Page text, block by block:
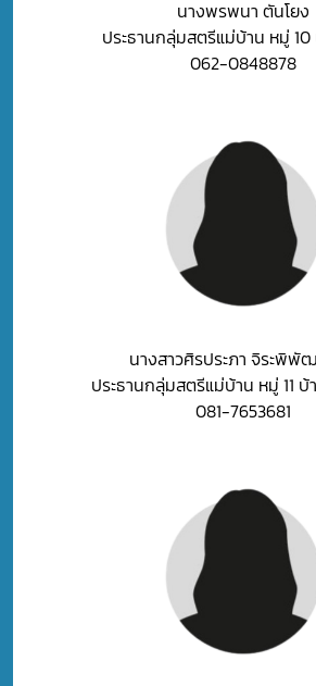
นางพรพนา ตันโยง
ประธานกลุ่มสตรีแม่บ้าน หมู่
062-0848878
นางสาวศิรประภา จิระพิพั
ประธานกลุ่มสตรีแม่บ้าน หมู่ 11
081-7653681